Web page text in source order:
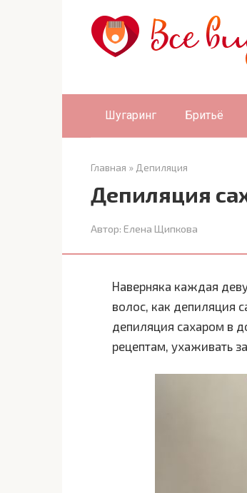
Шугаринг Бритьё
Главная » Депиляция
Депиляция
Автор: Елена Щипкова
Наверняка каждая
волос, как депиляция
депиляция сахаром в
рецептам, ухаживать